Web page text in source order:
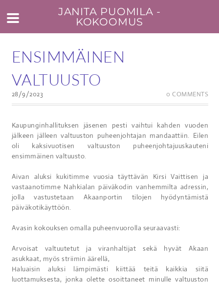
JANITA PUOMILA -
KOKOOMUS
ENSIMMÄINEN
VALTUUSTO
28/9/2023 0 COMMENTS
Kaupunginhallituksen jäsenen pesti vaihtui kahden vuoden
jälkeen jälleen valtuuston puheenjohtajan mandaattiin. Eilen
oli kaksivuotisen valtuuston puheenjohtajuuskauteni
ensimmäinen valtuusto.
Aivan aluksi kukitimme vuosia täyttävän Kirsi Vaittisen ja
vastaanotimme Nahkialan päiväkodin vanhemmilta adressin,
jolla vastustetaan Akaanportin tilojen hyödyntämistä
päiväkotikäyttöön.
Avasin kokouksen omalla puheenvuorolla seuraavasti:
Arvoisat valtuutetut ja viranhaltijat sekä hyvät Akaan
asukkaat, myös striimin äärellä,
Haluaisin aluksi lämpimästi kiittää teitä kaikkia siitä
luottamuksesta, jonka olette osoittaneet minulle valtuuston